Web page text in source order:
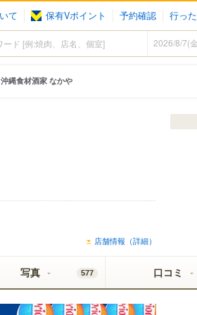
て 保有Vポイント 予約確認 行っ
沖縄食材酒家 なかや
店舗情報（詳細）
写真 577 口コミ